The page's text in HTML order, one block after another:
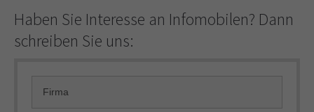
Haben Sie Interesse an Infomobilen? Dann
schreiben Sie uns: